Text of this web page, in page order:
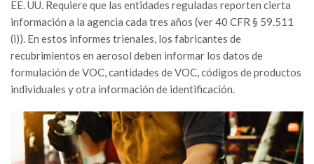
EE. UU. Requiere que las entidades reguladas reporten cierta
información a la agencia cada tres años (ver 40 CFR § 59.511
(i)). En estos informes trienales, los fabricantes de
recubrimientos en aerosol deben informar los datos de
formulación de VOC, cantidades de VOC, códigos de productos
individuales y otra información de identificación.